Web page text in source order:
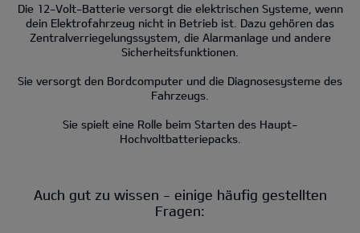
Die 12-Volt-Batterie versorgt die elektrischen Systeme, wenn
dein Elektrofahrzeug nicht in Betrieb ist. Dazu gehören das
Zentralverriegelungssystem, die Alarmanlage und andere
Sicherheitsfunktionen.
Sie versorgt den Bordcomputer und die Diagnosesysteme des
Fahrzeugs.
Sie spielt eine Rolle beim Starten des Haupt-
Hochvoltbatteriepacks.
Auch gut zu wissen - einige häufig gestellten
Fragen: